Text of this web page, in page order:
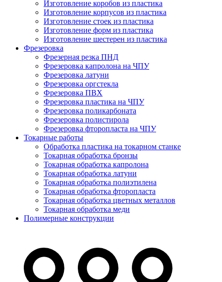
Изготовление коробов из пластика
Изготовление корпусов из пластика
Изготовление стоек из пластика
Изготовление форм из пластика
Изготовление шестерен из пластика
Фрезеровка
Фрезерная резка ПНД
Фрезеровка капролона на ЧПУ
Фрезеровка латуни
Фрезеровка оргстекла
Фрезеровка ПВХ
Фрезеровка пластика на ЧПУ
Фрезеровка поликарбоната
Фрезеровка полистирола
Фрезеровка фторопласта на ЧПУ
Токарные работы
Обработка пластика на токарном станке
Токарная обработка бронзы
Токарная обработка капролона
Токарная обработка латуни
Токарная обработка полиэтилена
Токарная обработка фторопласта
Токарная обработка цветных металлов
Токарная обработка меди
Полимерные конструкции